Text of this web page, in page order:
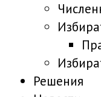
Решения